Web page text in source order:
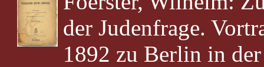
der Judenfrage.
1892 zu Berlin in